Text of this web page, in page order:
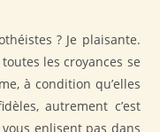
? Je plaisante.
les croyances se
à condition qu’elles
autrement c’est
enlisent pas dans